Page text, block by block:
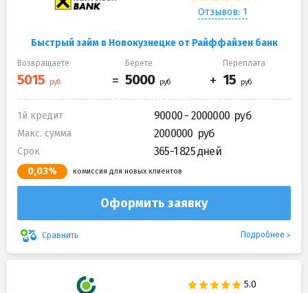
Отзывов: 1
Быстрый займ в Новокузнецке от Райффайзен банк
Возвращаете Берете Переплата
1й кредит 90000 - 2000000
Макс. сумма 2000000
Срок 365-1 825 дней
0,03% комиссия для новых клиентов
Оформить заявку
Сравнить Подробнее